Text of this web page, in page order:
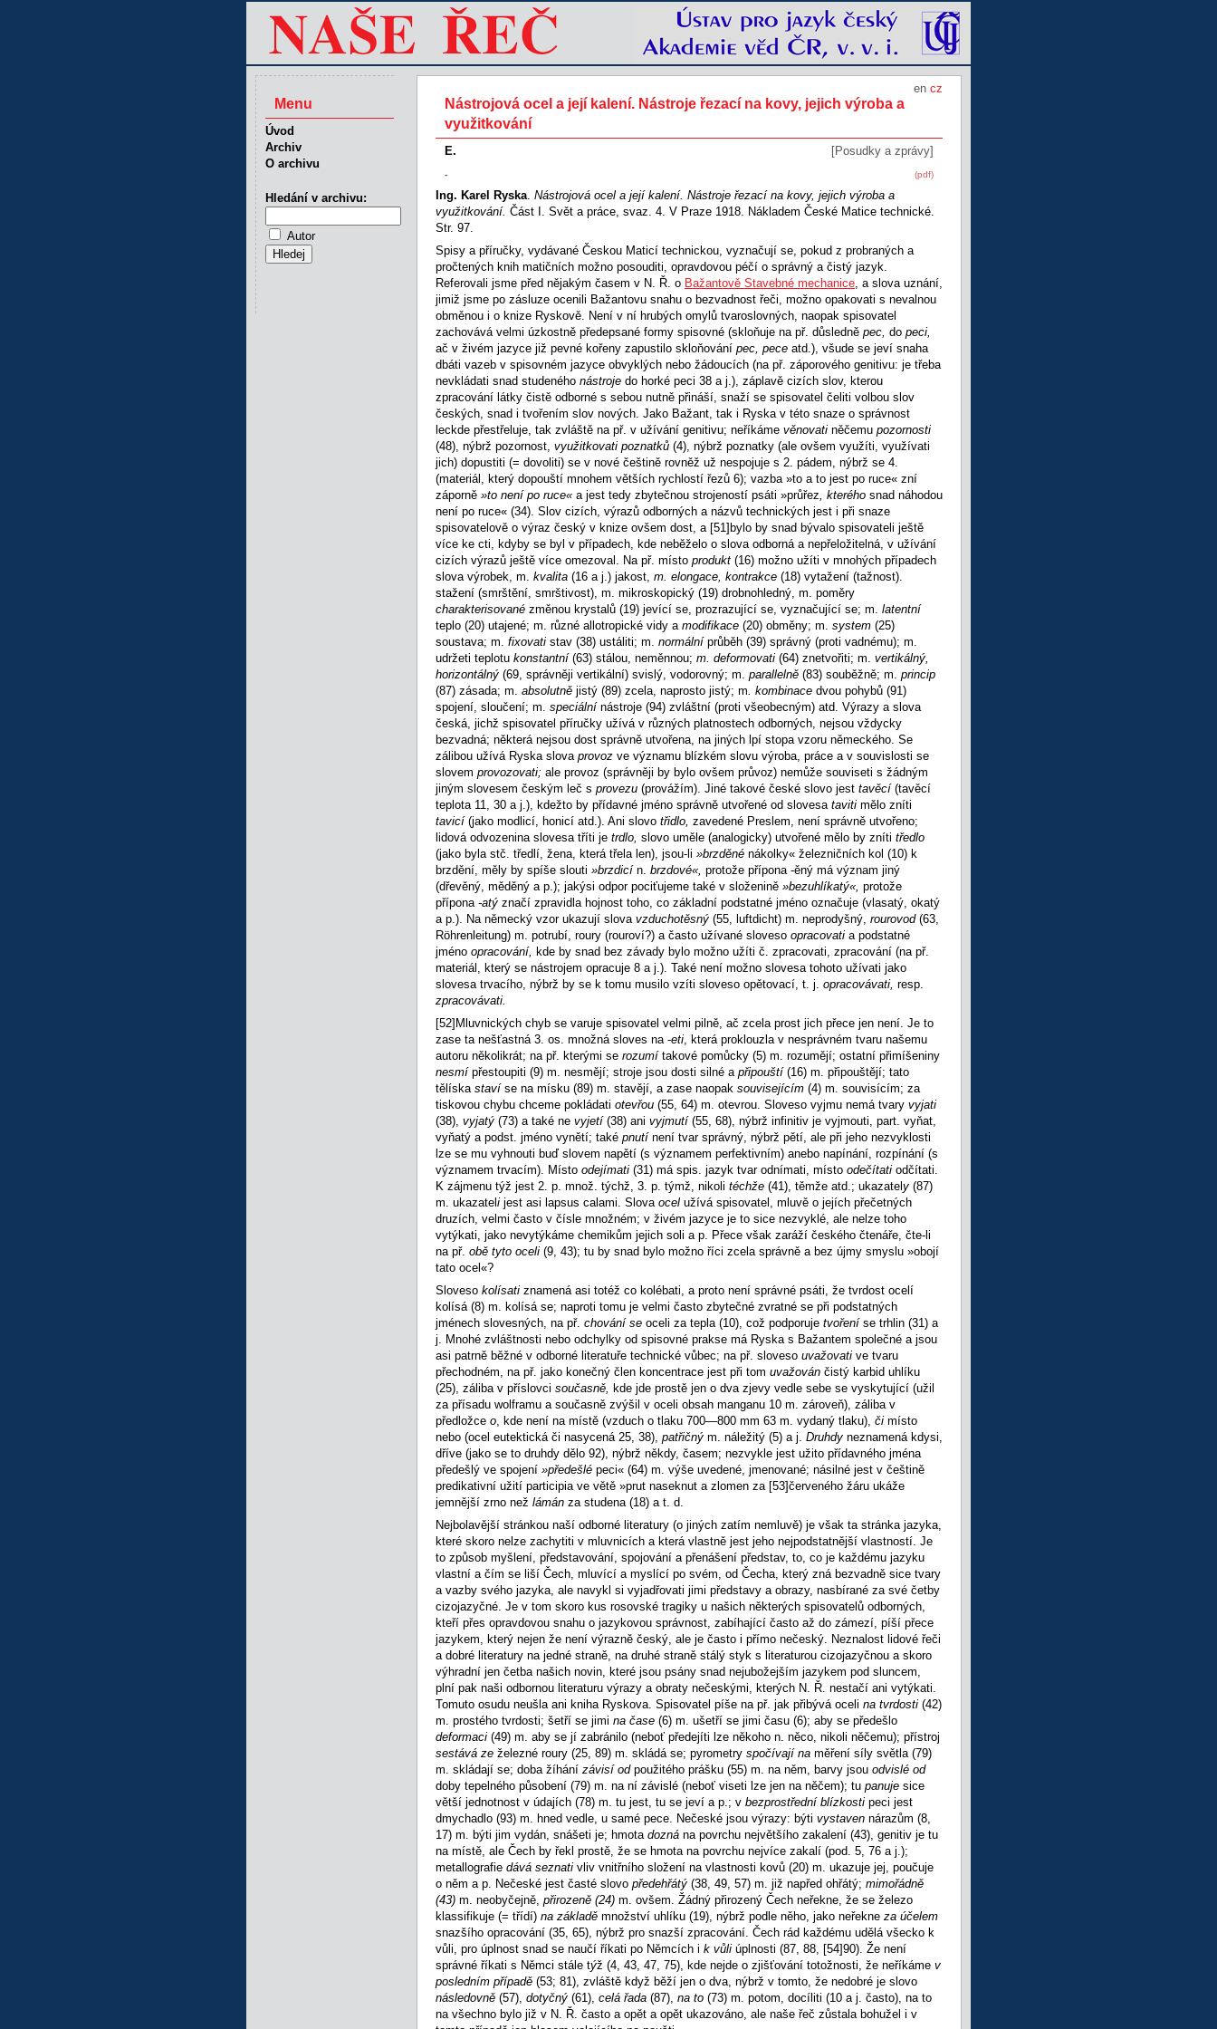
en cz
Nástrojová ocel a její kalení. Nástroje řezací na kovy, jejich výroba a
využitkování
E. [Posudky a zprávy]
(pdf)
-
Ing. Karel Ryska. Nástrojová ocel a její kalení. Nástroje řezací na kovy, jejich výroba a
využitkování. Část I. Svět a práce, svaz. 4. V Praze 1918. Nákladem České Matice technické.
Str. 97.
Spisy a příručky, vydávané Českou Maticí technickou, vyznačují se, pokud z probraných a
pročtených knih matičních možno posouditi, opravdovou péčí o správný a čistý jazyk.
Referovali jsme před nějakým časem v N. Ř. o Bažantově Stavebné mechanice, a slova uznání,
jimiž jsme po zásluze ocenili Bažantovu snahu o bezvadnost řeči, možno opakovati s nevalnou
obměnou i o knize Ryskově. Není v ní hrubých omylů tvaroslovných, naopak spisovatel
zachovává velmi úzkostně předepsané formy spisovné (skloňuje na př. důsledně pec, do peci,
ač v živém jazyce již pevné kořeny zapustilo skloňování pec, pece atd.), všude se jeví snaha
dbáti vazeb v spisovném jazyce obvyklých nebo žádoucích (na př. záporového genitivu: je třeba
nevkládati snad studeného nástroje do horké peci 38 a j.), záplavě cizích slov, kterou
zpracování látky čistě odborné s sebou nutně přináší, snaží se spisovatel čeliti volbou slov
českých, snad i tvořením slov nových. Jako Bažant, tak i Ryska v této snaze o správnost
leckde přestřeluje, tak zvláště na př. v užívání genitivu; neříkáme věnovati něčemu pozornosti
(48), nýbrž pozornost, využitkovati poznatků (4), nýbrž poznatky (ale ovšem využíti, využívati
jich) dopustiti (= dovoliti) se v nové češtině rovněž už nespojuje s 2. pádem, nýbrž se 4.
(materiál, který dopouští mnohem větších rychlostí řezů 6); vazba »to a to jest po ruce« zní
záporně »to není po ruce« a jest tedy zbytečnou strojeností psáti »průřez, kterého snad náhodou
není po ruce« (34). Slov cizích, výrazů odborných a názvů technických jest i při snaze
spisovatelově o výraz český v knize ovšem dost, a [51]bylo by snad bývalo spisovateli ještě
více ke cti, kdyby se byl v případech, kde neběželo o slova odborná a nepřeložitelná, v užívání
cizích výrazů ještě více omezoval. Na př. místo produkt (16) možno užíti v mnohých případech
slova výrobek, m. kvalita (16 a j.) jakost, m. elongace, kontrakce (18) vytažení (tažnost).
stažení (smrštění, smrštivost), m. mikroskopický (19) drobnohledný, m. poměry
charakterisované změnou krystalů (19) jevící se, prozrazující se, vyznačující se; m. latentní
teplo (20) utajené; m. různé allotropické vidy a modifikace (20) obměny; m. system (25)
soustava; m. fixovati stav (38) ustáliti; m. normální průběh (39) správný (proti vadnému); m.
udržeti teplotu konstantní (63) stálou, neměnnou; m. deformovati (64) znetvořiti; m. vertikálný,
horizontálný (69, správněji vertikální) svislý, vodorovný; m. parallelně (83) souběžně; m. princip
(87) zásada; m. absolutně jistý (89) zcela, naprosto jistý; m. kombinace dvou pohybů (91)
spojení, sloučení; m. speciální nástroje (94) zvláštní (proti všeobecným) atd. Výrazy a slova
česká, jichž spisovatel příručky užívá v různých platnostech odborných, nejsou vždycky
bezvadná; některá nejsou dost správně utvořena, na jiných lpí stopa vzoru německého. Se
zálibou užívá Ryska slova provoz ve významu blízkém slovu výroba, práce a v souvislosti se
slovem provozovati; ale provoz (správněji by bylo ovšem průvoz) nemůže souviseti s žádným
jiným slovesem českým leč s provezu (provážím). Jiné takové české slovo jest tavěcí (tavěcí
teplota 11, 30 a j.), kdežto by přídavné jméno správně utvořené od slovesa taviti mělo zníti
tavicí (jako modlicí, honicí atd.). Ani slovo třidlo, zavedené Preslem, není správně utvořeno;
lidová odvozenina slovesa tříti je trdlo, slovo uměle (analogicky) utvořené mělo by zníti tředlo
(jako byla stč. tředlí, žena, která třela len), jsou-li »brzděné nákolky« železničních kol (10) k
brzdění, měly by spíše slouti »brzdicí n. brzdové«, protože přípona -ěný má význam jiný
(dřevěný, měděný a p.); jakýsi odpor pociťujeme také v složenině »bezuhlíkatý«, protože
přípona -atý značí zpravidla hojnost toho, co základní podstatné jméno označuje (vlasatý, okatý
a p.). Na německý vzor ukazují slova vzduchotěsný (55, luftdicht) m. neprodyšný, rourovod (63,
Röhrenleitung) m. potrubí, roury (rouroví?) a často užívané sloveso opracovati a podstatné
jméno opracování, kde by snad bez závady bylo možno užíti č. zpracovati, zpracování (na př.
materiál, který se nástrojem opracuje 8 a j.). Také není možno slovesa tohoto užívati jako
slovesa trvacího, nýbrž by se k tomu musilo vzíti sloveso opětovací, t. j. opracovávati, resp.
zpracovávati.
[52]Mluvnických chyb se varuje spisovatel velmi pilně, ač zcela prost jich přece jen není. Je to
zase ta nešťastná 3. os. množná sloves na -eti, která proklouzla v nesprávném tvaru našemu
autoru několikrát; na př. kterými se rozumí takové pomůcky (5) m. rozumějí; ostatní přimíšeniny
nesmí přestoupiti (9) m. nesmějí; stroje jsou dosti silné a připouští (16) m. připouštějí; tato
tělíska staví se na mísku (89) m. stavějí, a zase naopak souvisejícím (4) m. souvisícím; za
tiskovou chybu chceme pokládati otevřou (55, 64) m. otevrou. Sloveso vyjmu nemá tvary vyjati
(38), vyjatý (73) a také ne vyjetí (38) ani vyjmutí (55, 68), nýbrž infinitiv je vyjmouti, part. vyňat,
vyňatý a podst. jméno vynětí; také pnutí není tvar správný, nýbrž pětí, ale při jeho nezvyklosti
lze se mu vyhnouti buď slovem napětí (s významem perfektivním) anebo napínání, rozpínání (s
významem trvacím). Místo odejímati (31) má spis. jazyk tvar odnímati, místo odečítati odčítati.
K zájmenu týž jest 2. p. množ. týchž, 3. p. týmž, nikoli téchže (41), těmže atd.; ukazatel y (87)
m. ukazatel i jest asi lapsus calami. Slova ocel užívá spisovatel, mluvě o jejích přečetných
druzích, velmi často v čísle množném; v živém jazyce je to sice nezvyklé, ale nelze toho
vytýkati, jako nevytýkáme chemikům jejich soli a p. Přece však zaráží českého čtenáře, čte-li
na př. obě tyto oceli (9, 43); tu by snad bylo možno říci zcela správně a bez újmy smyslu »obojí
tato ocel«?
Sloveso kolísati znamená asi totéž co kolébati, a proto není správné psáti, že tvrdost ocelí
kolísá (8) m. kolísá se; naproti tomu je velmi často zbytečné zvratné se při podstatných
jménech slovesných, na př. chování se oceli za tepla (10), což podporuje tvoření se trhlin (31) a
j. Mnohé zvláštnosti nebo odchylky od spisovné prakse má Ryska s Bažantem společné a jsou
asi patrně běžné v odborné literatuře technické vůbec; na př. sloveso uvažovati ve tvaru
přechodném, na př. jako konečný člen koncentrace jest při tom uvažován čistý karbid uhlíku
(25), záliba v příslovci současně, kde jde prostě jen o dva zjevy vedle sebe se vyskytující (užil
za přísadu wolframu a současně zvýšil v oceli obsah manganu 10 m. zároveň), záliba v
předložce o, kde není na místě (vzduch o tlaku 700—800 mm 63 m. vydaný tlaku), či místo
nebo (ocel eutektická či nasycená 25, 38), patřičný m. náležitý (5) a j. Druhdy neznamená kdysi,
dříve (jako se to druhdy dělo 92), nýbrž někdy, časem; nezvykle jest užito přídavného jména
předešlý ve spojení »předešlé peci« (64) m. výše uvedené, jmenované; násilné jest v češtině
predikativní užití participia ve větě »prut naseknut a zlomen za [53]červeného žáru ukáže
jemnější zrno než lámán za studena (18) a t. d.
Nejbolavější stránkou naší odborné literatury (o jiných zatím nemluvě) je však ta stránka jazyka,
které skoro nelze zachytiti v mluvnicích a která vlastně jest jeho nejpodstatnější vlastností. Je
to způsob myšlení, představování, spojování a přenášení představ, to, co je každému jazyku
vlastní a čím se liší Čech, mluvící a myslící po svém, od Čecha, který zná bezvadně sice tvary
a vazby svého jazyka, ale navykl si vyjadřovati jimi představy a obrazy, nasbírané za své četby
cizojazyčné. Je v tom skoro kus rosovské tragiky u našich některých spisovatelů odborných,
kteří přes opravdovou snahu o jazykovou správnost, zabíhající často až do zámezí, píší přece
jazykem, který nejen že není výrazně český, ale je často i přímo nečeský. Neznalost lidové řeči
a dobré literatury na jedné straně, na druhé straně stálý styk s literaturou cizojazyčnou a skoro
výhradní jen četba našich novin, které jsou psány snad nejubožejším jazykem pod sluncem,
plní pak naši odbornou literaturu výrazy a obraty nečeskými, kterých N. Ř. nestačí ani vytýkati.
Tomuto osudu neušla ani kniha Ryskova. Spisovatel píše na př. jak přibývá oceli na tvrdosti (42)
m. prostého tvrdosti; šetří se jimi na čase (6) m. ušetří se jimi času (6); aby se předešlo
deformaci (49) m. aby se jí zabránilo (neboť předejíti lze někoho n. něco, nikoli něčemu); přístroj
sestává ze železné roury (25, 89) m. skládá se; pyrometry spočívají na měření síly světla (79)
m. skládají se; doba žíhání závisí od použitého prášku (55) m. na něm, barvy jsou odvislé od
doby tepelného působení (79) m. na ní závislé (neboť viseti lze jen na něčem); tu panuje sice
větší jednotnost v údajích (78) m. tu jest, tu se jeví a p.; v bezprostřední blízkosti peci jest
dmychadlo (93) m. hned vedle, u samé pece. Nečeské jsou výrazy: býti vystaven nárazům (8,
17) m. býti jim vydán, snášeti je; hmota dozná na povrchu největšího zakalení (43), genitiv je tu
na místě, ale Čech by řekl prostě, že se hmota na povrchu nejvíce zakalí (pod. 5, 76 a j.);
metallografie dává seznati vliv vnitřního složení na vlastnosti kovů (20) m. ukazuje jej, poučuje
o něm a p. Nečeské jest časté slovo předehřátý (38, 49, 57) m. již napřed ohřátý; mimořádně
(43) m. neobyčejně, přirozeně (24) m. ovšem. Žádný přirozený Čech neřekne, že se železo
klassifikuje (= třídí) na základě množství uhlíku (19), nýbrž podle něho, jako neřekne za účelem
snazšího opracování (35, 65), nýbrž pro snazší zpracování. Čech rád každému udělá všecko k
vůli, pro úplnost snad se naučí říkati po Němcích i k vůli úplnosti (87, 88, [54]90). Že není
správné říkati s Němci stále týž (4, 43, 47, 75), kde nejde o zjišťování totožnosti, že neříkáme v
posledním případě (53; 81), zvláště když běží jen o dva, nýbrž v tomto, že nedobré je slovo
následovně (57), dotyčný (61), celá řada (87), na to (73) m. potom, docíliti (10 a j. často), na to
na všechno bylo již v N. Ř. často a opět a opět ukazováno, ale naše řeč zůstala bohužel i v
Menu
Úvod
Archiv
O archivu
Hledání v archivu:
Autor